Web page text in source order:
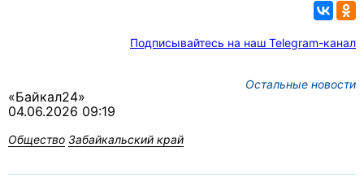
Подписывайтесь на наш Telegram-канал
Остальные новости
«Байкал24»
04.06.2026 09:19
Общество Забайкальский край